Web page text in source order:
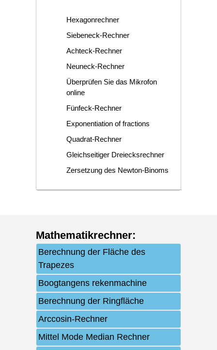
Hexagonrechner
Siebeneck-Rechner
Achteck-Rechner
Neuneck-Rechner
Überprüfen Sie das Mikrofon
online
Fünfeck-Rechner
Exponentiation of fractions
Quadrat-Rechner
Gleichseitiger Dreiecksrechner
Zersetzung des Newton-Binoms
Mathematikrechner:
Berechnung der Fläche des
Trapezes
Boogtangens rekenmachine
Berechnung der Ringfläche
Arccosin-Rechner
Mittel Mode Median Rechner